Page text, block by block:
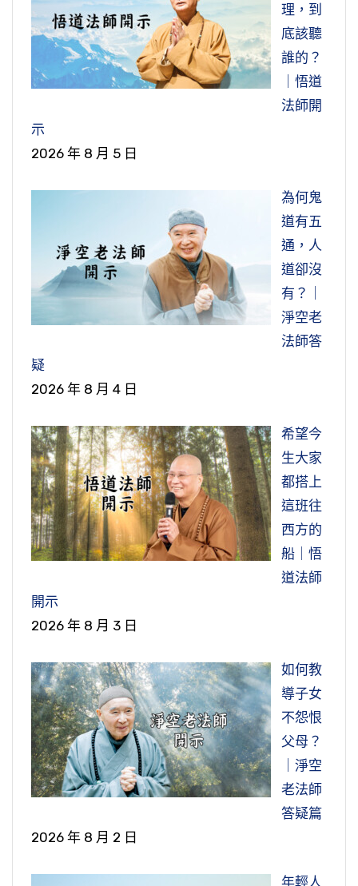
理，到
底該聽
誰的？
｜悟道
法師開
示
2026 年 8 月 5 日
為何鬼
道有五
通，人
道卻沒
有？｜
淨空老
法師答
疑
2026 年 8 月 4 日
希望今
生大家
都搭上
這班往
西方的
船｜悟
道法師
開示
2026 年 8 月 3 日
如何教
導子女
不怨恨
父母？
｜淨空
老法師
答疑篇
2026 年 8 月 2 日
年輕人